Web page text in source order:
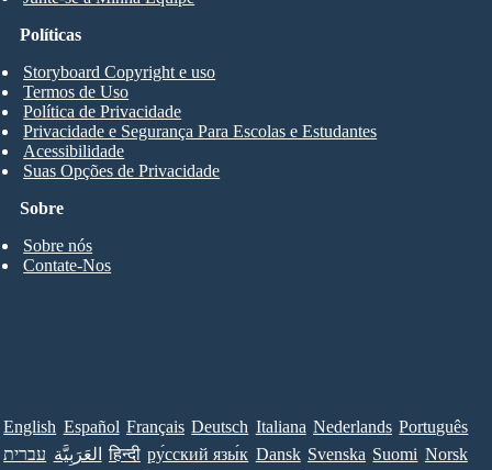
Sobre
Sobre nós
Contate-Nos
Políticas
Storyboard Copyright e uso
Termos de Uso
Política de Privacidade
Privacidade e Segurança Para Escolas e Estudantes
Acessibilidade
Suas Opções de Privacidade
English Español Français Deutsch Italiana Nederlands Português
עברית العَرَبِيَّة हिन्दी ру́сский язы́к Dansk Svenska Suomi Norsk